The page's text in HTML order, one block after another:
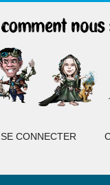
SE CONNECTER